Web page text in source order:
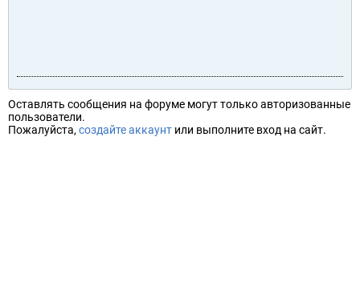
Оставлять сообщения на форуме могут только авторизованные
пользователи.
Пожалуйста, создайте аккаунт или выполните вход на сайт.